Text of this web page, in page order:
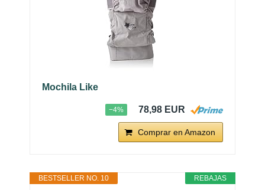
Mochila Like
−4% 78,98 EUR
Comprar en Amazon
REBAJAS
BESTSELLER NO. 10